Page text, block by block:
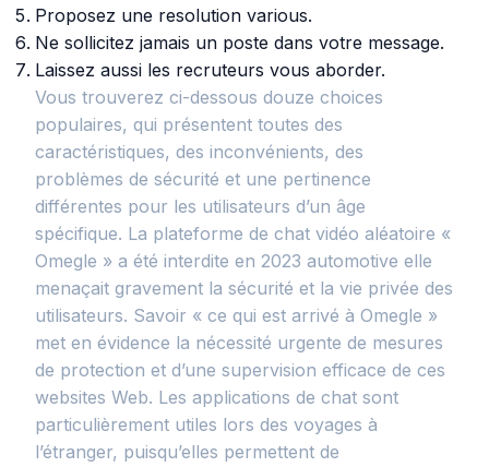
Proposez une resolution various.
Ne sollicitez jamais un poste dans votre message.
Laissez aussi les recruteurs vous aborder.
Vous trouverez ci-dessous douze choices
populaires, qui présentent toutes des
caractéristiques, des inconvénients, des
problèmes de sécurité et une pertinence
différentes pour les utilisateurs d’un âge
spécifique. La plateforme de chat vidéo aléatoire «
Omegle » a été interdite en 2023 automotive elle
menaçait gravement la sécurité et la vie privée des
utilisateurs. Savoir « ce qui est arrivé à Omegle »
met en évidence la nécessité urgente de mesures
de protection et d’une supervision efficace de ces
websites Web. Les applications de chat sont
particulièrement utiles lors des voyages à
l’étranger, puisqu’elles permettent de